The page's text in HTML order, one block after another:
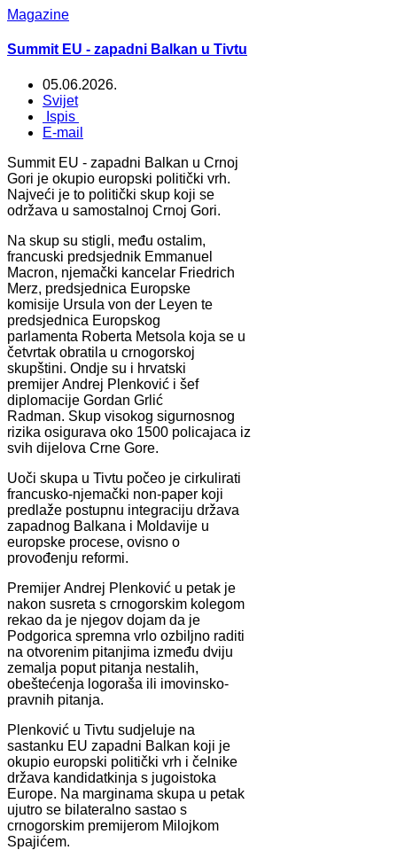
Magazine
Summit EU - zapadni Balkan u Tivtu
05.06.2026.
Svijet
Ispis
E-mail
Summit EU - zapadni Balkan u Crnoj
Gori je okupio europski politički vrh.
Najveći je to politički skup koji se
održava u samostalnoj Crnoj Gori.
Na skup su stigli, među ostalim,
francuski predsjednik Emmanuel
Macron, njemački kancelar Friedrich
Merz, predsjednica Europske
komisije Ursula von der Leyen te
predsjednica Europskog
parlamenta Roberta Metsola koja se u
četvrtak obratila u crnogorskoj
skupštini. Ondje su i hrvatski
premijer Andrej Plenković i šef
diplomacije Gordan Grlić
Radman. Skup visokog sigurnosnog
rizika osigurava oko 1500 policajaca iz
svih dijelova Crne Gore.
Uoči skupa u Tivtu počeo je cirkulirati
francusko-njemački non-paper koji
predlaže postupnu integraciju država
zapadnog Balkana i Moldavije u
europske procese, ovisno o
provođenju reformi.
Premijer Andrej Plenković u petak je
nakon susreta s crnogorskim kolegom
rekao da je njegov dojam da je
Podgorica spremna vrlo ozbiljno raditi
na otvorenim pitanjima između dviju
zemalja poput pitanja nestalih,
obeštećenja logoraša ili imovinsko-
pravnih pitanja.
Plenković u Tivtu sudjeluje na
sastanku EU zapadni Balkan koji je
okupio europski politički vrh i čelnike
država kandidatkinja s jugoistoka
Europe. Na marginama skupa u petak
ujutro se bilateralno sastao s
crnogorskim premijerom Milojkom
Spajićem.